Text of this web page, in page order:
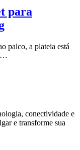
para
palco, a plateia está
conectividade e
e transforme sua